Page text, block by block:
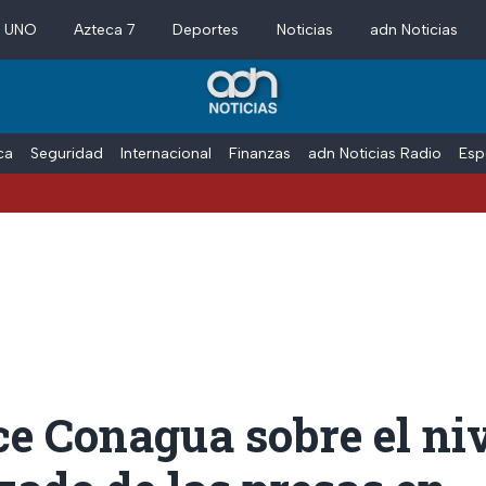
Azteca 7 Deportes Noticias adn Noticias
Seguridad Internacional Finanzas adn Noticias Radio
Conagua sobre el